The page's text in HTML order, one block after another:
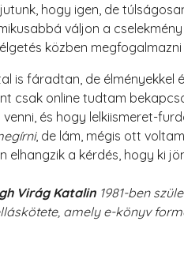
hogy igen, de
váljon a
közben megfogalmazni
is fáradtan, de élményekkel
csak online tudtam
venni, és hogy lelkiismeret-
, de lám, mégis ott
elhangzik a kérdés, hogy ki
Virág Katalin1981-ben
amely e-könyv